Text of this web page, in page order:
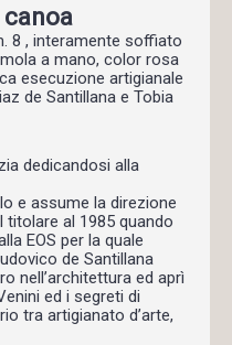
8 , interamente soffiato
a mano, color rosa
esecuzione artigianale
de Santillana e Tobia
dedicandosi alla
e assume la direzione
titolare al 1985 quando
EOS per la quale
de Santillana
nell’architettura ed aprì
ed i segreti di
tra artigianato d’arte,